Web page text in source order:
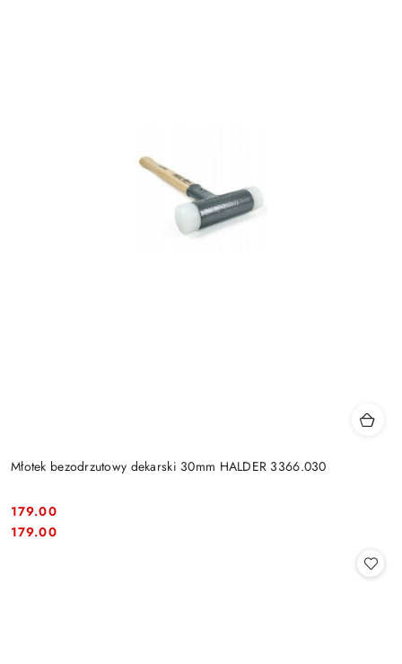
Młotek bezodrzutowy dekarski 30mm HALDER 3366.030
Cena:
179.00
Cena:
179.00